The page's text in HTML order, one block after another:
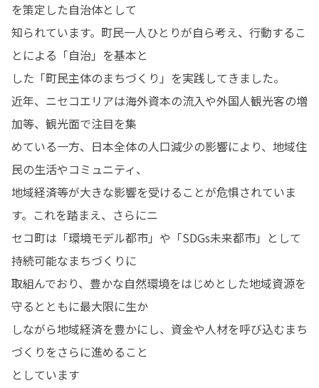
を策定した自治体として
知られています。町民一人ひとりが自ら考え、行動するこ
とによる「自治」を基本と
した「町民主体のまちづくり」を実践してきました。
近年、ニセコエリアは海外資本の流入や外国人観光客の増
加等、観光面で注目を集
めている一方、日本全体の人口減少の影響により、地域住
民の生活やコミュニティ、
地域経済等が大きな影響を受けることが危惧されていま
す。これを踏まえ、さらにニ
セコ町は「環境モデル都市」や「SDGs未来都市」として
持続可能なまちづくりに
取組んでおり、豊かな自然環境をはじめとした地域資源を
守るとともに最大限に生か
しながら地域経済を豊かにし、資金や人材を呼び込むまち
づくりをさらに進めること
としています